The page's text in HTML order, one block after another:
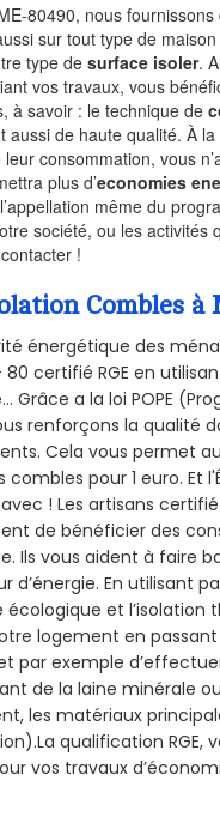
80490, nous
sur tout type de
type desurface isoler.
vos travaux, vous
à savoir : le technique de
aussi de haute qualité. À
consommation, vous
plus d’economies
même du
société, ou les activités
!
Combles à
énergétique des
certifié RGE en
a la loi POPE
renforçons la qualité
Cela vous permet
pour 1 euro. Et
! Les artisans certifié
de bénéficier des
Ils vous aident à faire
d’énergie. En utilisant
et
logement en passant
par exemple
de la laine
les matériaux
qualification RGE,
vos travaux